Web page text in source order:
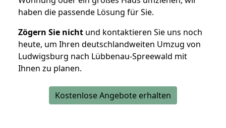
haben die passende Lösung für Sie.
Zögern Sie nicht und kontaktieren Sie uns noch
heute, um Ihren deutschlandweiten Umzug von
Ludwigsburg nach Lübbenau-Spreewald mit
Ihnen zu planen.
Kostenlose Angebote erhalten